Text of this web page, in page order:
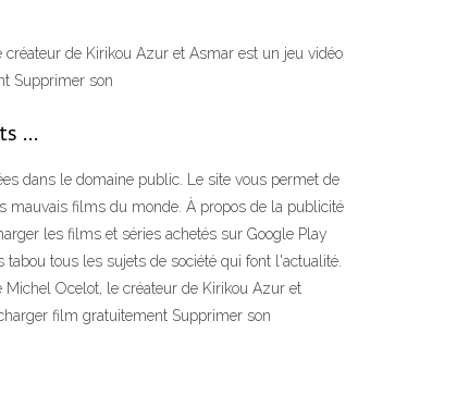
de Kirikou Azur et Asmar est un jeu vidéo
Supprimer son
…
dans le domaine public. Le site vous permet de
mauvais films du monde. À propos de la publicité
les films et séries achetés sur Google Play
tous les sujets de société qui font l'actualité.
Ocelot, le créateur de Kirikou Azur et
film gratuitement Supprimer son